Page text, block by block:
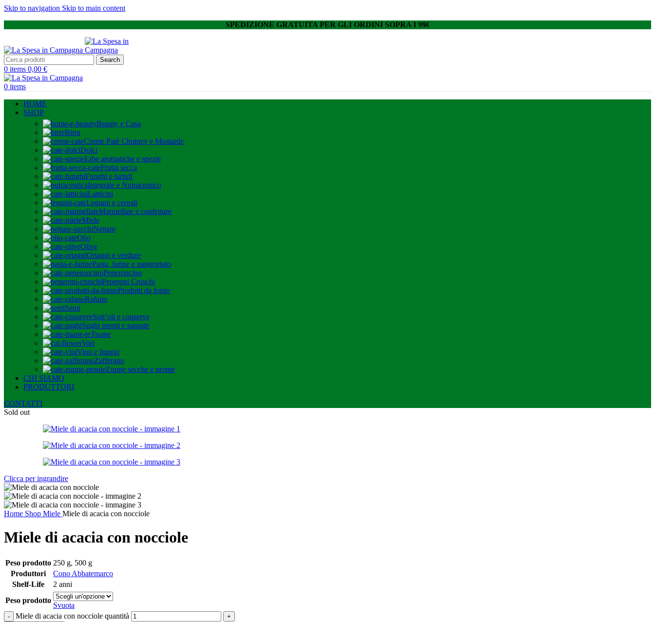
Skip to navigation Skip to main content
SPEDIZIONE GRATUITA PER GLI ORDINI SOPRA I 99€
Search
0 items 0,00 €
0 items
HOME
SHOP
Beauty e Casa
Birra
Creme Patè Chutney e Mostarde
Dolci
Erbe aromatiche e spezie
Frutta secca
Funghi e tartufi
Integrale e Nutraceutico
Latticini
Legumi e cereali
Marmellate e confetture
Miele
Nettare
Olio
Olive
Ortaggi e verdure
Pasta, farine e pangrattato
Peperoncino
Peperoni Cruschi
Prodotti da forno
Rafano
Semi
Sott’oli e conserve
Sughi pronti e passate
Tisane
Vari
Vino e liquori
Zafferano
Zuppe secche e pronte
CHI SIAMO
PRODUTTORI
CONTATTI
Sold out
Clicca per ingrandire
Home Shop Miele Miele di acacia con nocciole
Miele di acacia con nocciole
Peso prodotto 250 g, 500 g
Produttori
Cono Abbatemarco
Shelf-Life
2 anni
Peso prodotto
Svuota
Miele di acacia con nocciole quantità